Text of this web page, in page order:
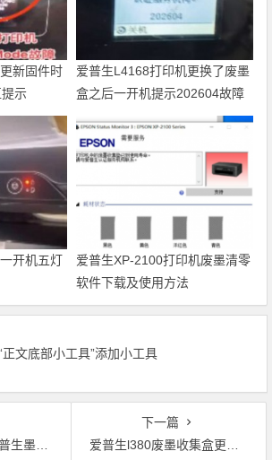
新固件时
示
爱普生L4168打印机更换了废墨
盒之后一开机提示202604故障
开机五灯
爱普生XP-2100打印机废墨清零
软件下载及使用方法
正文底部小工具”添加小工具
环保无忧)
下一篇
爱普生l380废墨收集盒更换(爱普生L380废墨盒如何更换，一分钟搞定！)